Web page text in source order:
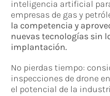
inteligencia artificial
empresas de gas y
la competencia y
nuevas tecnologías sin
implantación.
No pierdas tiempo:
inspecciones de drone
el potencial de la